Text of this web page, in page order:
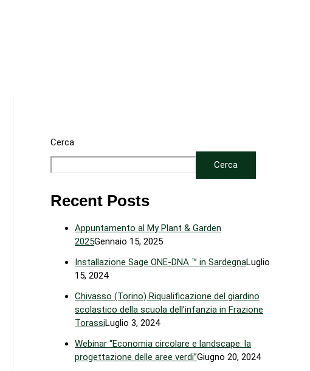
Cerca
Cerca
Recent Posts
Appuntamento al My Plant & Garden
2025Gennaio 15, 2025
Installazione Sage ONE-DNA ™ in SardegnaLuglio
15, 2024
Chivasso (Torino) Riqualificazione del giardino
scolastico della scuola dell’infanzia in Frazione
TorassiLuglio 3, 2024
Webinar “Economia circolare e landscape: la
progettazione delle aree verdi”Giugno 20, 2024